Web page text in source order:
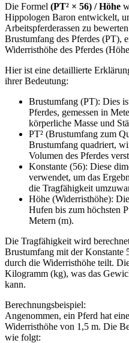
Die Formel (PT² × 56) / Höhe
Hippologen Baron entwickelt,
Arbeitspferderassen zu
Brustumfang des Pferdes (PT),
Widerristhöhe des Pferdes
Hier ist eine detaillierte
ihrer Bedeutung:
Brustumfang (PT): Dies
Pferdes, gemessen in
körperliche Masse und
PT² (Brustumfang zum
Brustumfang quadriert,
Volumen des Pferdes
Konstante (56): Diese
verwendet, um das
die Tragfähigkeit
Höhe (Widerristhöhe):
Hufen bis zum höchsten
Metern (m).
Die Tragfähigkeit wird
Brustumfang mit der Konstante
durch die Widerristhöhe teilt.
Kilogramm (kg), was das
kann.
Berechnungsbeispiel:
Angenommen, ein Pferd hat
Widerristhöhe von 1,5 m. Die
wie folgt: